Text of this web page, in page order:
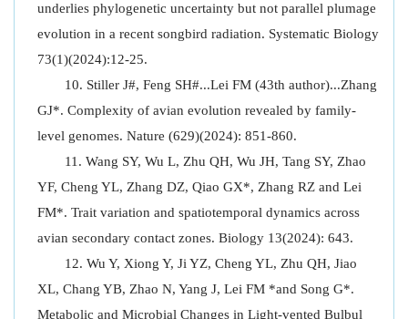
underlies phylogenetic uncertainty but not parallel plumage
evolution in a recent songbird radiation. Systematic Biology
73(1)(2024):12-25.
Stiller J#, Feng SH#...Lei FM (43th author)...Zhang
GJ*. Complexity of avian evolution revealed by family-
level genomes. Nature (629)(2024): 851-860.
Wang SY, Wu L, Zhu QH, Wu JH, Tang SY, Zhao
YF, Cheng YL, Zhang DZ, Qiao GX*, Zhang RZ and Lei
FM*. Trait variation and spatiotemporal dynamics across
avian secondary contact zones. Biology 13(2024): 643.
Wu Y, Xiong Y, Ji YZ, Cheng YL, Zhu QH, Jiao
XL, Chang YB, Zhao N, Yang J, Lei FM *and Song G*.
Metabolic and Microbial Changes in Light-vented Bulbul